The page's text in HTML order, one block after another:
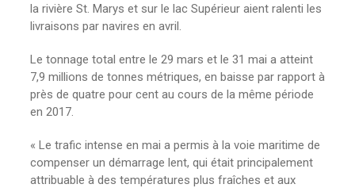
la rivière St. Marys et sur le lac Supérieur aient ralenti les
livraisons par navires en avril.
Le tonnage total entre le 29 mars et le 31 mai a atteint
7,9 millions de tonnes métriques, en baisse par rapport à
près de quatre pour cent au cours de la même période
en 2017.
« Le trafic intense en mai a permis à la voie maritime de
compenser un démarrage lent, qui était principalement
attribuable à des températures plus fraîches et aux